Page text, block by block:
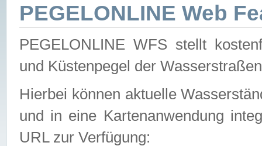
PEGELONLINE Web
PEGELONLINE WFS stellt
und Küstenpegel der
Hierbei können aktuelle
und in eine Kartenanwendung
URL zur Verfügung: